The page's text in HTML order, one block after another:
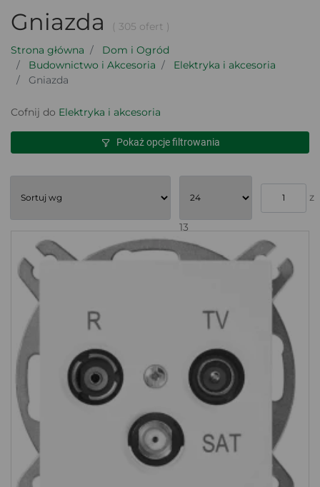
Gniazda
( 305 ofert )
Strona główna
Dom i Ogród
Budownictwo i Akcesoria
Elektryka i akcesoria
Gniazda
Cofnij do Elektryka i akcesoria
Pokaż opcje filtrowania
13